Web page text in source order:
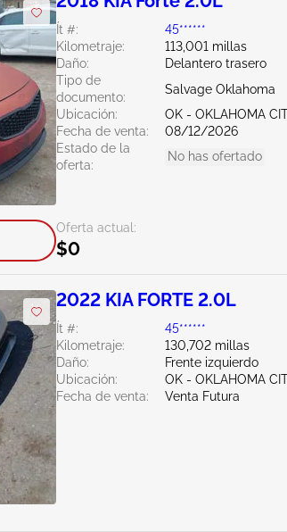
Ít #:
45******
Kilometraje:
113,001 millas
Daño:
Delantero trasero
Tipo de
documento:
Salvage Oklahoma
Ubicación:
OK - OKLAHOMA
Fecha de venta:
08/12/2026
Estado de la
oferta:
No has ofertado
Oferta actual:
$0
2022 KIA FORTE 2.0L
Ít #:
45******
Kilometraje:
130,702 millas
Daño:
Frente izquierdo
Ubicación:
OK - OKLAHOMA
Fecha de venta:
Venta Futura